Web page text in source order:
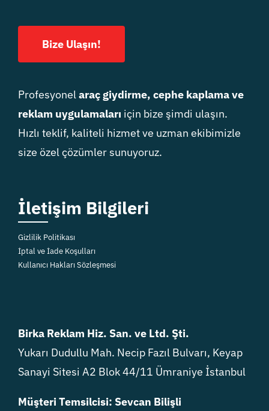
Bize Ulaşın!
Profesyonelaraç giydirme, cephe kaplama ve
reklam uygulamaları için bize şimdi ulaşın.
Hızlı teklif, kaliteli hizmet ve uzman ekibimizle
size özel çözümler sunuyoruz.
İletişim Bilgileri
Gizlilik Politikası
İptal ve İade Koşulları
Kullanıcı Hakları Sözleşmesi
Birka Reklam Hiz. San. ve Ltd. Şti.
Yukarı Dudullu Mah. Necip Fazıl Bulvarı, Keyap
Sanayi Sitesi A2 Blok 44/11 Ümraniye İstanbul
Müşteri Temsilcisi: Sevcan Bilişli